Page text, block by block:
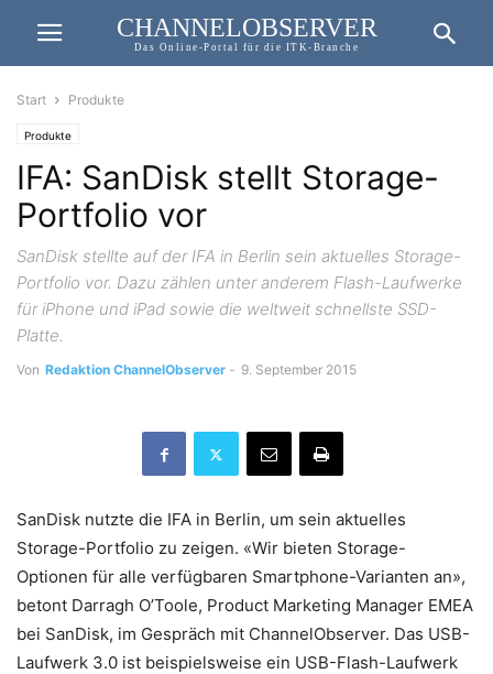
CHANNELOBSERVER
Das Online-Portal für die ITK-Branche
Start Produkte
Produkte
IFA: SanDisk stellt Storage-
Portfolio vor
SanDisk stellte auf der IFA in Berlin sein aktuelles Storage-
Portfolio vor. Dazu zählen unter anderem Flash-Laufwerke
für iPhone und iPad sowie die weltweit schnellste SSD-
Platte.
Von Redaktion ChannelObserver - 9. September 2015
SanDisk nutzte die IFA in Berlin, um sein aktuelles
Storage-Portfolio zu zeigen. «Wir bieten Storage-
Optionen für alle verfügbaren Smartphone-Varianten an»,
betont Darragh O’Toole, Product Marketing Manager EMEA
bei SanDisk, im Gespräch mit ChannelObserver. Das USB-
Laufwerk 3.0 ist beispielsweise ein USB-Flash-Laufwerk